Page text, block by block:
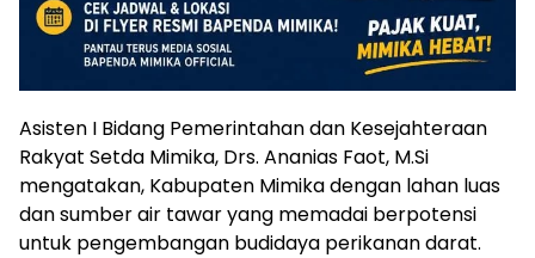
Asisten I Bidang Pemerintahan dan Kesejahteraan
Rakyat Setda Mimika, Drs. Ananias Faot, M.Si
mengatakan, Kabupaten Mimika dengan lahan luas
dan sumber air tawar yang memadai berpotensi
untuk pengembangan budidaya perikanan darat.